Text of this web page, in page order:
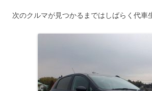
次のクルマが見つかるまではしばらく代車